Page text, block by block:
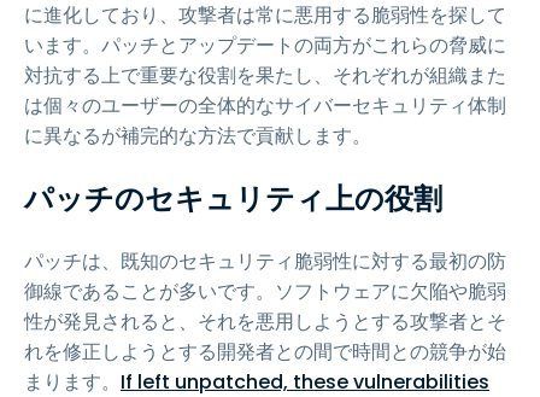
に進化しており、攻撃者は常に悪用する脆弱性を探して
います。パッチとアップデートの両方がこれらの脅威に
対抗する上で重要な役割を果たし、それぞれが組織また
は個々のユーザーの全体的なサイバーセキュリティ体制
に異なるが補完的な方法で貢献します。
パッチのセキュリティ上の役割
パッチは、既知のセキュリティ脆弱性に対する最初の防
御線であることが多いです。ソフトウェアに欠陥や脆弱
性が発見されると、それを悪用しようとする攻撃者とそ
れを修正しようとする開発者との間で時間との競争が始
まります。 If left unpatched, these vulnerabilities